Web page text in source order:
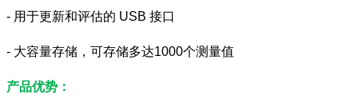
- 用于更新和评估的 USB 接口
- 大容量存储，可存储多达1000个测量值
产品优势：